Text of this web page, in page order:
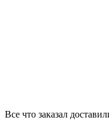
Все что заказал